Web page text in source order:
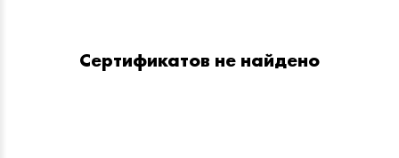
Сертификатов не найдено